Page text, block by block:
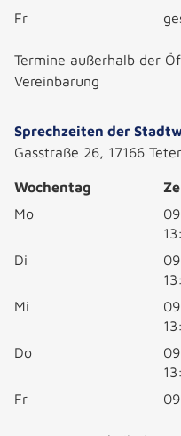
Fr
Termine außerhalb der
Vereinbarung
Sprechzeiten der
Gasstraße 26, 17166
Wochentag
Mo
Di
Mi
Do
Fr